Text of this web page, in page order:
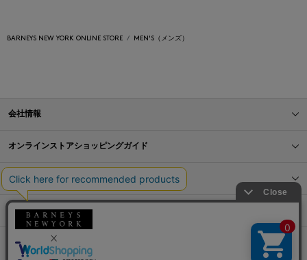
BARNEYS NEW YORK ONLINE STORE MEN'S（メンズ）
会社情報
オンラインストアショッピングガイド
店舗情報
サービス